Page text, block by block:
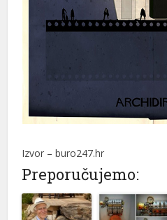
Izvor – buro247.hr
Preporučujemo: